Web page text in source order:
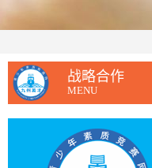
战略合作
MENU